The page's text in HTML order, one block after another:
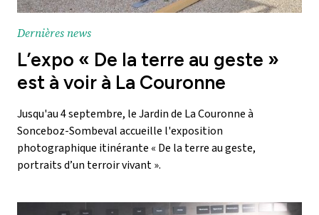
Dernières news
L’expo « De la terre au geste »
est à voir à La Couronne
Jusqu'au 4 septembre, le Jardin de La Couronne à
Sonceboz-Sombeval accueille l'exposition
photographique itinérante « De la terre au geste,
portraits d’un terroir vivant ».